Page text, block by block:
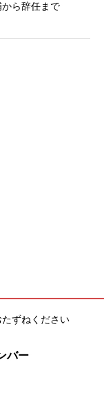
ら辞任まで
ずねください
バー